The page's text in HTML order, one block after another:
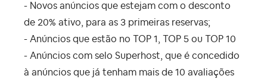
- Novos anúncios que estejam com o desconto
de 20% ativo, para as 3 primeiras reservas;
- Anúncios que estão no TOP 1, TOP 5 ou TOP 10
- Anúncios com selo Superhost, que é concedido
à anúncios que já tenham mais de 10 avaliações